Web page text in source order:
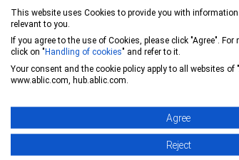
This website uses Cookies to provide you with
relevant to you.
If you agree to the use of Cookies, please click "Agree".
click on "Handling of cookies" and refer to it.
Your consent and the cookie policy apply to all websites of
www.ablic.com, hub.ablic.com.
Agree
Reject